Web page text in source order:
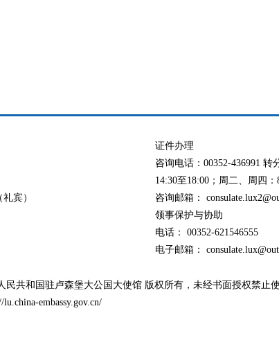
宾）
证件办理
咨询电话：00352-436991
14:30至18:00；周二、周四：
咨询邮箱：
领事保护与协助
电话： 00352-621546555
电子邮箱：
民共和国驻卢森堡大公国大使馆 版权所有，未经书面授权禁止
lu.china-embassy.gov.cn/